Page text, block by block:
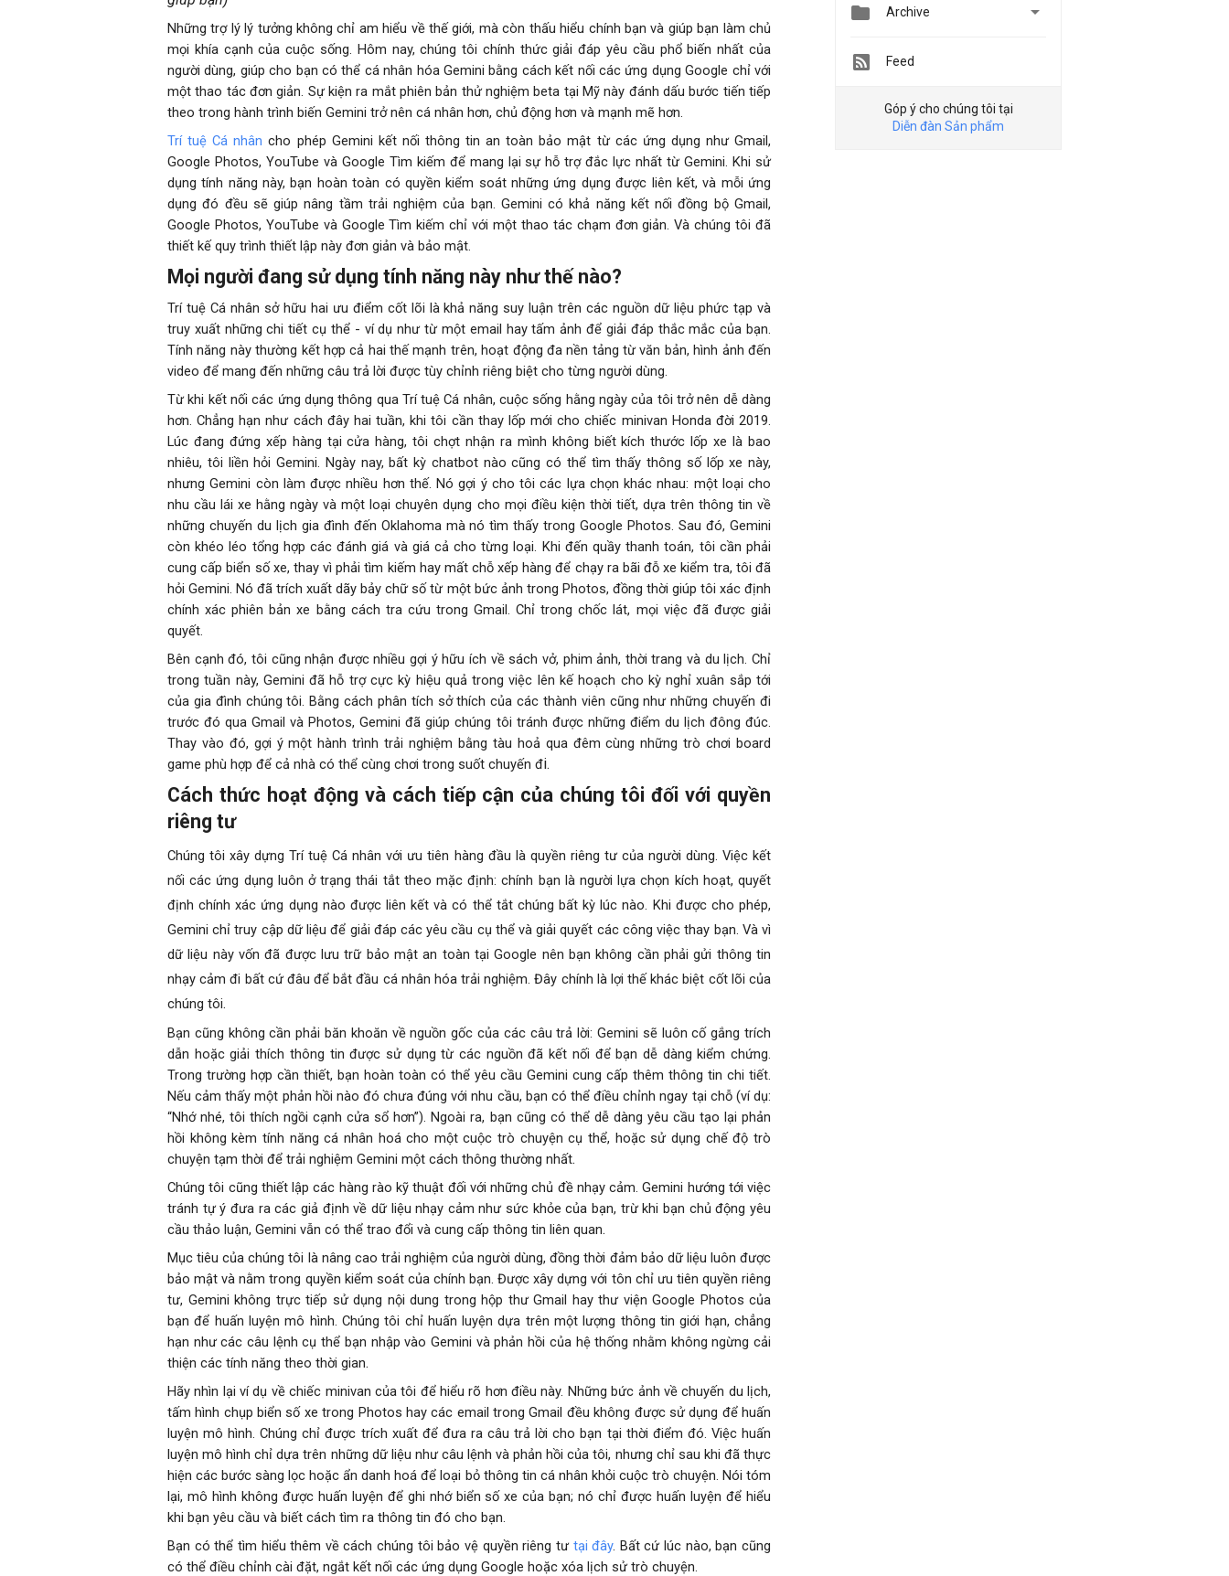
Những trợ lý lý tưởng không chỉ am hiểu về thế giới, mà còn thấu hiểu chính bạn và giúp bạn làm chủ
mọi khía cạnh của cuộc sống. Hôm nay, chúng tôi chính thức giải đáp yêu cầu phổ biến nhất của
người dùng, giúp cho bạn có thể cá nhân hóa Gemini bằng cách kết nối các ứng dụng Google chỉ với
một thao tác đơn giản. Sự kiện ra mắt phiên bản thử nghiệm beta tại Mỹ này đánh dấu bước tiến tiếp
theo trong hành trình biến Gemini trở nên cá nhân hơn, chủ động hơn và mạnh mẽ hơn.
Trí tuệ Cá nhân cho phép Gemini kết nối thông tin an toàn bảo mật từ các ứng dụng như Gmail,
Google Photos, YouTube và Google Tìm kiếm để mang lại sự hỗ trợ đắc lực nhất từ Gemini. Khi sử
dụng tính năng này, bạn hoàn toàn có quyền kiểm soát những ứng dụng được liên kết, và mỗi ứng
dụng đó đều sẽ giúp nâng tầm trải nghiệm của bạn. Gemini có khả năng kết nối đồng bộ Gmail,
Google Photos, YouTube và Google Tìm kiếm chỉ với một thao tác chạm đơn giản. Và chúng tôi đã
thiết kế quy trình thiết lập này đơn giản và bảo mật.
Mọi người đang sử dụng tính năng này như thế nào?
Trí tuệ Cá nhân sở hữu hai ưu điểm cốt lõi là khả năng suy luận trên các nguồn dữ liệu phức tạp và
truy xuất những chi tiết cụ thể - ví dụ như từ một email hay tấm ảnh để giải đáp thắc mắc của bạn.
Tính năng này thường kết hợp cả hai thế mạnh trên, hoạt động đa nền tảng từ văn bản, hình ảnh đến
video để mang đến những câu trả lời được tùy chỉnh riêng biệt cho từng người dùng.
Từ khi kết nối các ứng dụng thông qua Trí tuệ Cá nhân, cuộc sống hằng ngày của tôi trở nên dễ dàng
hơn. Chẳng hạn như cách đây hai tuần, khi tôi cần thay lốp mới cho chiếc minivan Honda đời 2019.
Lúc đang đứng xếp hàng tại cửa hàng, tôi chợt nhận ra mình không biết kích thước lốp xe là bao
nhiêu, tôi liền hỏi Gemini. Ngày nay, bất kỳ chatbot nào cũng có thể tìm thấy thông số lốp xe này,
nhưng Gemini còn làm được nhiều hơn thế. Nó gợi ý cho tôi các lựa chọn khác nhau: một loại cho
nhu cầu lái xe hằng ngày và một loại chuyên dụng cho mọi điều kiện thời tiết, dựa trên thông tin về
những chuyến du lịch gia đình đến Oklahoma mà nó tìm thấy trong Google Photos. Sau đó, Gemini
còn khéo léo tổng hợp các đánh giá và giá cả cho từng loại. Khi đến quầy thanh toán, tôi cần phải
cung cấp biển số xe, thay vì phải tìm kiếm hay mất chỗ xếp hàng để chạy ra bãi đỗ xe kiểm tra, tôi đã
hỏi Gemini. Nó đã trích xuất dãy bảy chữ số từ một bức ảnh trong Photos, đồng thời giúp tôi xác định
chính xác phiên bản xe bằng cách tra cứu trong Gmail. Chỉ trong chốc lát, mọi việc đã được giải
quyết.
Bên cạnh đó, tôi cũng nhận được nhiều gợi ý hữu ích về sách vở, phim ảnh, thời trang và du lịch. Chỉ
trong tuần này, Gemini đã hỗ trợ cực kỳ hiệu quả trong việc lên kế hoạch cho kỳ nghỉ xuân sắp tới
của gia đình chúng tôi. Bằng cách phân tích sở thích của các thành viên cũng như những chuyến đi
trước đó qua Gmail và Photos, Gemini đã giúp chúng tôi tránh được những điểm du lịch đông đúc.
Thay vào đó, gợi ý một hành trình trải nghiệm bằng tàu hoả qua đêm cùng những trò chơi board
game phù hợp để cả nhà có thể cùng chơi trong suốt chuyến đi.
Cách thức hoạt động và cách tiếp cận của chúng tôi đối với quyền
riêng tư
Chúng tôi xây dựng Trí tuệ Cá nhân với ưu tiên hàng đầu là quyền riêng tư của người dùng. Việc kết
nối các ứng dụng luôn ở trạng thái tắt theo mặc định: chính bạn là người lựa chọn kích hoạt, quyết
định chính xác ứng dụng nào được liên kết và có thể tắt chúng bất kỳ lúc nào. Khi được cho phép,
Gemini chỉ truy cập dữ liệu để giải đáp các yêu cầu cụ thể và giải quyết các công việc thay bạn. Và vì
dữ liệu này vốn đã được lưu trữ bảo mật an toàn tại Google nên bạn không cần phải gửi thông tin
nhạy cảm đi bất cứ đâu để bắt đầu cá nhân hóa trải nghiệm. Đây chính là lợi thế khác biệt cốt lõi của
chúng tôi.
Bạn cũng không cần phải băn khoăn về nguồn gốc của các câu trả lời: Gemini sẽ luôn cố gắng trích
dẫn hoặc giải thích thông tin được sử dụng từ các nguồn đã kết nối để bạn dễ dàng kiểm chứng.
Trong trường hợp cần thiết, bạn hoàn toàn có thể yêu cầu Gemini cung cấp thêm thông tin chi tiết.
Nếu cảm thấy một phản hồi nào đó chưa đúng với nhu cầu, bạn có thể điều chỉnh ngay tại chỗ (ví dụ:
“Nhớ nhé, tôi thích ngồi cạnh cửa sổ hơn”). Ngoài ra, bạn cũng có thể dễ dàng yêu cầu tạo lại phản
hồi không kèm tính năng cá nhân hoá cho một cuộc trò chuyện cụ thể, hoặc sử dụng chế độ trò
chuyện tạm thời để trải nghiệm Gemini một cách thông thường nhất.
Chúng tôi cũng thiết lập các hàng rào kỹ thuật đối với những chủ đề nhạy cảm. Gemini hướng tới việc
tránh tự ý đưa ra các giả định về dữ liệu nhạy cảm như sức khỏe của bạn, trừ khi bạn chủ động yêu
cầu thảo luận, Gemini vẫn có thể trao đổi và cung cấp thông tin liên quan.
Mục tiêu của chúng tôi là nâng cao trải nghiệm của người dùng, đồng thời đảm bảo dữ liệu luôn được
bảo mật và nằm trong quyền kiểm soát của chính bạn. Được xây dựng với tôn chỉ ưu tiên quyền riêng
tư, Gemini không trực tiếp sử dụng nội dung trong hộp thư Gmail hay thư viện Google Photos của
bạn để huấn luyện mô hình. Chúng tôi chỉ huấn luyện dựa trên một lượng thông tin giới hạn, chẳng
hạn như các câu lệnh cụ thể bạn nhập vào Gemini và phản hồi của hệ thống nhằm không ngừng cải
thiện các tính năng theo thời gian.
Hãy nhìn lại ví dụ về chiếc minivan của tôi để hiểu rõ hơn điều này. Những bức ảnh về chuyến du lịch,
tấm hình chụp biển số xe trong Photos hay các email trong Gmail đều không được sử dụng để huấn
luyện mô hình. Chúng chỉ được trích xuất để đưa ra câu trả lời cho bạn tại thời điểm đó. Việc huấn
luyện mô hình chỉ dựa trên những dữ liệu như câu lệnh và phản hồi của tôi, nhưng chỉ sau khi đã thực
hiện các bước sàng lọc hoặc ẩn danh hoá để loại bỏ thông tin cá nhân khỏi cuộc trò chuyện. Nói tóm
lại, mô hình không được huấn luyện để ghi nhớ biển số xe của bạn; nó chỉ được huấn luyện để hiểu
khi bạn yêu cầu và biết cách tìm ra thông tin đó cho bạn.
Bạn có thể tìm hiểu thêm về cách chúng tôi bảo vệ quyền riêng tư tại đây. Bất cứ lúc nào, bạn cũng
có thể điều chỉnh cài đặt, ngắt kết nối các ứng dụng Google hoặc xóa lịch sử trò chuyện.
 Archive 
Feed
Góp ý cho chúng tôi tại
Diễn đàn Sản phẩm